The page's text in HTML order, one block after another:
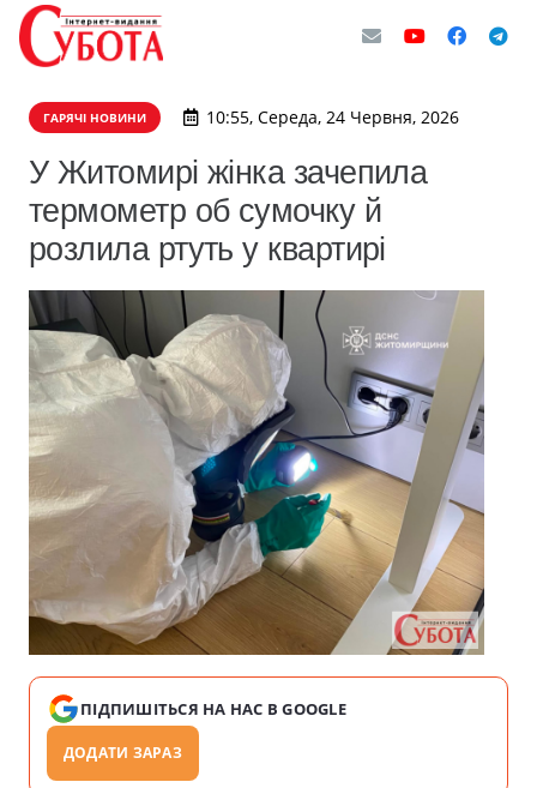
ГАРЯЧІ НОВИНИ 10:55, Середа, 24 Червня, 2026
У Житомирі жінка зачепила
термометр об сумочку й
розлила ртуть у квартирі
ПІДПИШІТЬСЯ НА НАС В GOOGLE
ДОДАТИ ЗАРАЗ